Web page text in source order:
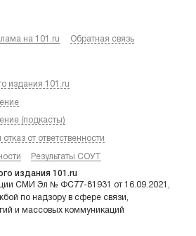
на 101.ru Обратная связь
издания 101.ru
(подкасты)
от ответственности
Результаты СОУТ
издания 101.ru
СМИ Эл № ФС77-81931 от 16.09.2021,
по надзору в сфере связи,
и массовых коммуникаций